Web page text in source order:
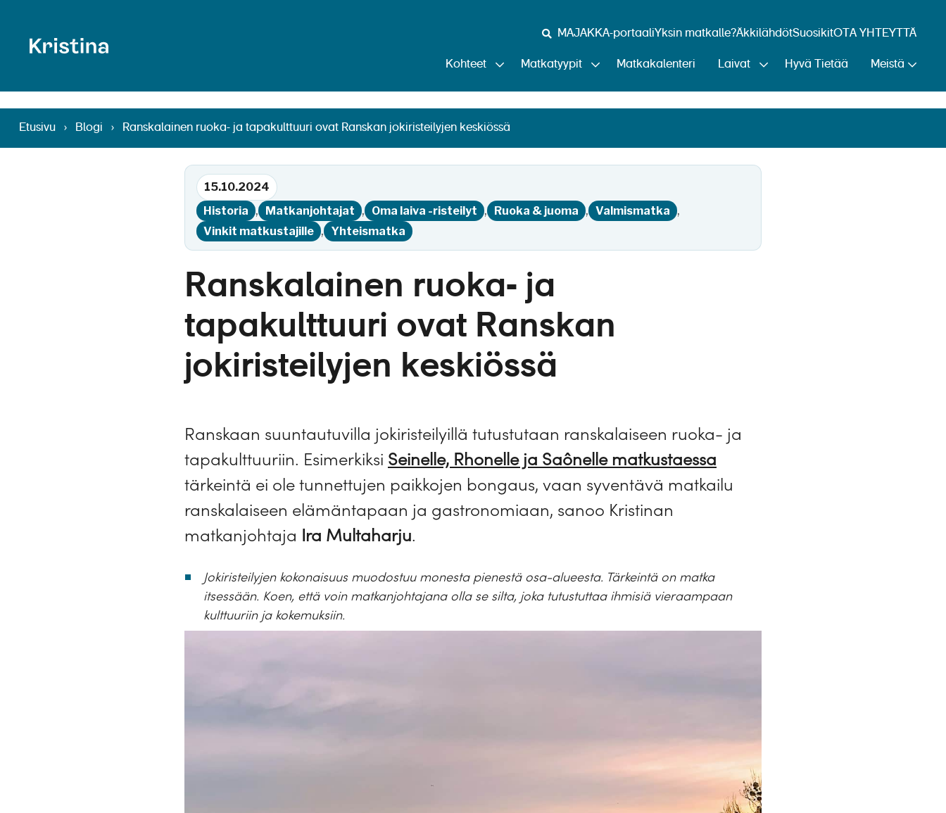
MAJAKKA-portaaliYksin matkalle?ÄkkilähdötSuosikitOTA YHTEYTTÄ
Kohteet Matkatyypit Matkakalenteri Laivat Hyvä Tietää Meistä
Ranskalainen ruoka- ja tapakulttuuri ovat Ranskan
jokiristeilyjen keskiössä
Siirry tekstiin
Etusivu › Blogi › Ranskalainen ruoka- ja tapakulttuuri ovat Ranskan jokiristeilyjen keskiössä
15.10.2024
Historia
, Matkanjohtajat , Oma laiva -risteilyt , Ruoka & juoma , Valmismatka
,
Vinkit matkustajille , Yhteismatka
Ranskalainen ruoka- ja
tapakulttuuri ovat Ranskan
jokiristeilyjen keskiössä
Ranskaan suuntautuvilla jokiristeilyillä tutustutaan ranskalaiseen ruoka- ja
tapakulttuuriin. Esimerkiksi Seinelle, Rhonelle ja Saônelle matkustaessa
tärkeintä ei ole tunnettujen paikkojen bongaus, vaan syventävä matkailu
ranskalaiseen elämäntapaan ja gastronomiaan, sanoo Kristinan
matkanjohtaja Ira Multaharju.
Jokiristeilyjen kokonaisuus muodostuu monesta pienestä osa-alueesta. Tärkeintä on matka
itsessään. Koen, että voin matkanjohtajana olla se silta, joka tutustuttaa ihmisiä vieraampaan
kulttuuriin ja kokemuksiin.